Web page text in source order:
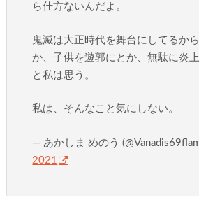
ら仕方ないんだよ。
鬼滅は大正時代を舞台にしてるか
か、子供を遊郭にとか、無駄に炎
と私は思う。
私は、そんなこと気にしない。
— あかしま めのう
2021